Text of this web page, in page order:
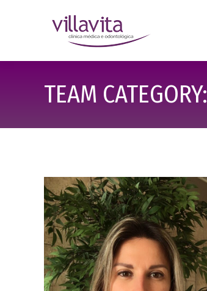
TEAM CATEGORY: